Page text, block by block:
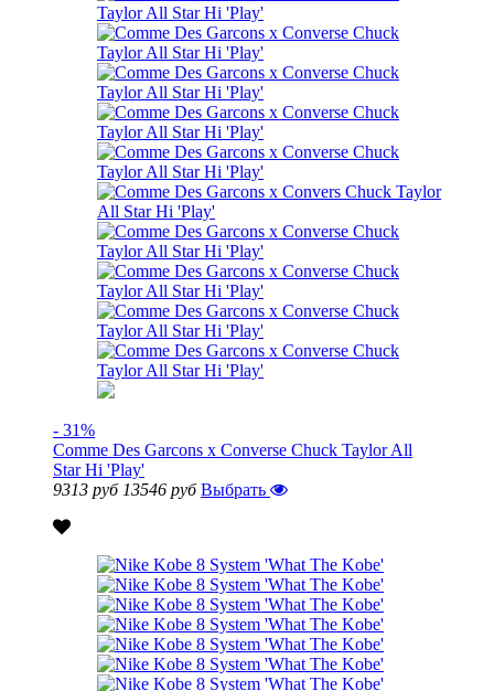
- 31%
Comme Des Garcons x Converse Chuck Taylor All
Star Hi 'Play'
9313 руб 13546 руб Выбрать